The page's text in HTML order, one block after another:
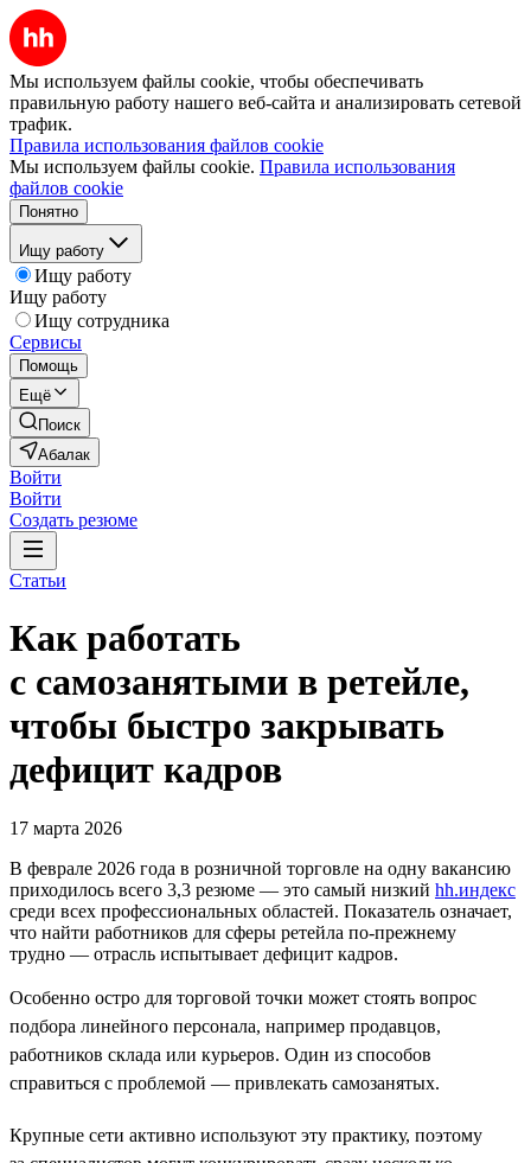
Мы используем файлы cookie, чтобы обеспечивать
правильную работу нашего веб-сайта и анализировать сетевой
трафик.
Правила использования файлов cookie
Мы используем файлы cookie. Правила использования
файлов cookie
Понятно
Ищу работу
Ищу работу
Ищу работу
Ищу сотрудника
Сервисы
Помощь
Ещё
Поиск
Абалак
Войти
Войти
Создать резюме
Статьи
Как работать
с самозанятыми в ретейле,
чтобы быстро закрывать
дефицит кадров
17 марта 2026
В феврале 2026 года в розничной торговле на одну вакансию
приходилось всего 3,3 резюме — это самый низкий hh.индекс
среди всех профессиональных областей. Показатель означает,
что найти работников для сферы ретейла по-прежнему
трудно — отрасль испытывает дефицит кадров.
Особенно остро для торговой точки может стоять вопрос
подбора линейного персонала, например продавцов,
работников склада или курьеров. Один из способов
справиться с проблемой — привлекать самозанятых.
Крупные сети активно используют эту практику, поэтому